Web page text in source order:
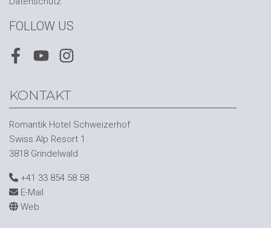
FOLLOW US
FacebookYoutubeInstagram
KONTAKT
Romantik Hotel Schweizerhof
Swiss Alp Resort 1
3818 Grindelwald
+41 33 854 58 58
E-Mail
Web